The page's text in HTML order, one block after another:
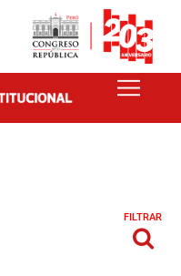
FILTRAR